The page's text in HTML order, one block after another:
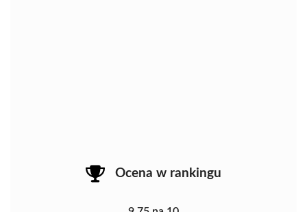
Ocena w rankingu